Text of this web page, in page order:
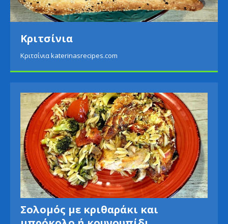
Κριτσίνια
Κριτσίνια katerinasrecipes.com
Σολομός με κριθαράκι και